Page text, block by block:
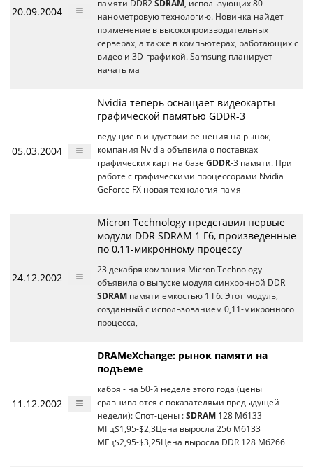
20.09.2004
памяти DDR2 SDRAM , использующих 80-
нанометровую технологию. Новинка найдет
применение в высокопроизводительных
серверах, а также в компьютерах, работающих с
видео и 3D-графикой. Samsung планирует
начать ма
05.03.2004
Nvidia теперь оснащает видеокарты
графической памятью GDDR-3
ведущие в индустрии решения на рынок,
компания Nvidia объявила о поставках
графических карт на базе GDDR-3 памяти. При
работе с графическими процессорами Nvidia
GeForce FX новая технология памя
24.12.2002
Micron Technology представил первые
модули DDR SDRAM 1 Гб, произведенные
по 0,11-микронному процессу
23 декабря компания Micron Technology
объявила о выпуске модуля синхронной DDR
SDRAM памяти емкостью 1 Гб. Этот модуль,
созданный с использованием 0,11-микронного
процесса,
11.12.2002
DRAMeXchange: рынок памяти на
подъеме
кабря - на 50-й неделе этого года (цены
сравниваются с показателями предыдущей
недели): Спот-цены : SDRAM 128 Мб133
МГц$1,95-$2,3Цена выросла 256 Мб133
МГц$2,95-$3,25Цена выросла DDR 128 Мб266